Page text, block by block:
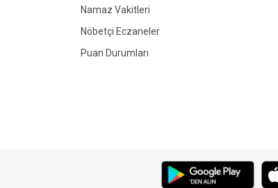
Namaz Vakitleri
Nöbetçi Eczaneler
Puan Durumları